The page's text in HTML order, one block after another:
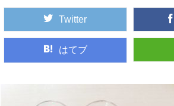
Twitter
はてブ